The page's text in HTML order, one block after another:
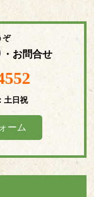
ぞ
お問合せ
土日祝
ーム